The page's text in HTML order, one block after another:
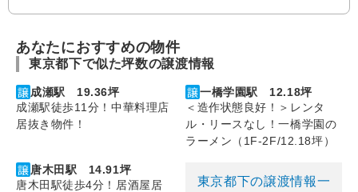
あなたにおすすめの物件
東京都下で似た坪数の譲渡情報
成瀬駅 19.36坪
成瀬駅徒歩11分！中華料理店
居抜き物件！
一橋学園駅 12.18坪
＜造作状態良好！＞レンタ
ル・リースなし！一橋学園の
ラーメン（1F-2F/12.18坪）
唐木田駅 14.91坪
唐木田駅徒歩4分！居酒屋居
東京都下の譲渡情報一